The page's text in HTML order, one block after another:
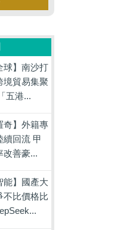
球】南沙打
境貿易集聚
五港...
奇】外籍專
續回流 甲
改善豪...
能】國產大
不比價格比